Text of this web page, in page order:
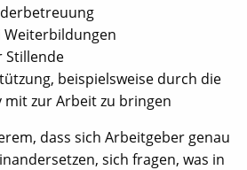
Stillende
beispielsweise durch die
mit zur Arbeit zu bringen
dass sich Arbeitgeber genau
sich fragen, was in